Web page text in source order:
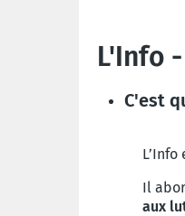
L'Info
C'est
L’Info
Il
aux